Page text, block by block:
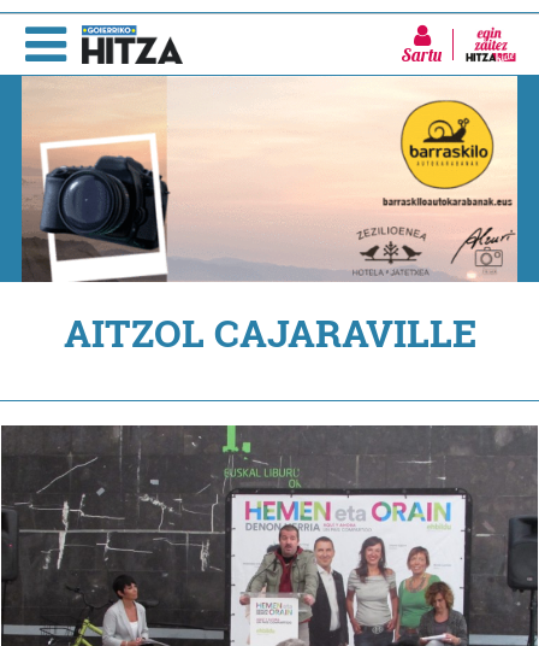
Sartu
AITZOL CAJARAVILLE